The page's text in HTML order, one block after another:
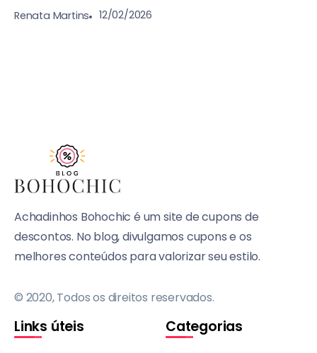
Renata Martins 12/02/2026
Achadinhos Bohochic é um site de cupons de
descontos. No blog, divulgamos cupons e os
melhores conteúdos para valorizar seu estilo.
© 2020, Todos os direitos reservados.
Links úteis Categorias